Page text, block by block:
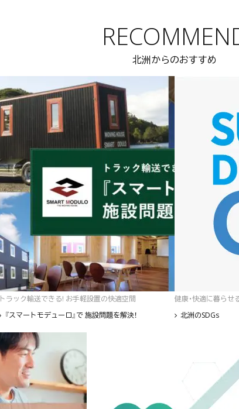
北洲からのおすすめ
トラック輸送できる! お手軽設置の快適空間
『スマートモデューロ』で 施設問題を解決！
健康・快適に暮らせ
北洲のSDGs